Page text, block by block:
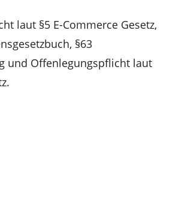
laut §5 E-Commerce Gesetz,
§63
und Offenlegungspflicht laut